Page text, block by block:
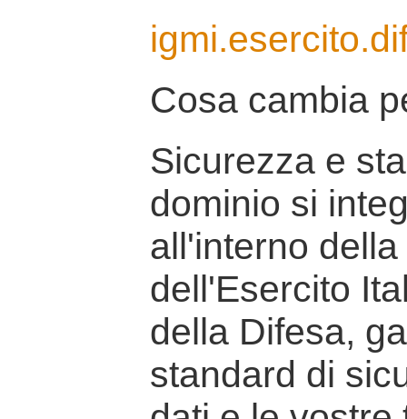
Cosa cambia
Sicurezza e
dominio si
all'interno
dell'Esercito
della Difesa,
standard di